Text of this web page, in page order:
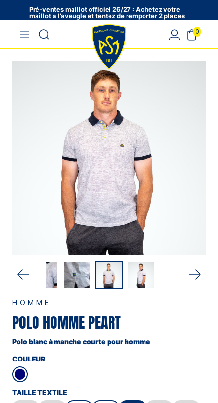
Pré-ventes maillot officiel 26/27 : Achetez votre
maillot à l’aveugle et tentez de remporter 2 places
en VIP !
HOMME
POLO HOMME PEART
Polo blanc à manche courte pour homme
COULEUR
TAILLE TEXTILE
0